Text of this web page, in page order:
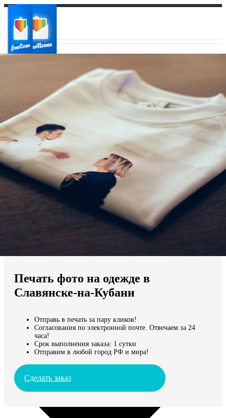
Ваш регион доставки
Выберите из списка:
Мы доставляем по всему миру
Продолжить без города
Печать фото на одежде в
Славянске-на-Кубани
Отправь в печать за пару кликов!
Согласования по электронной почте. Отвечаем за 24
часа!
Срок выполнения заказа: 1 сутки
Отправим в любой город РФ и мира!
Сделать заказ